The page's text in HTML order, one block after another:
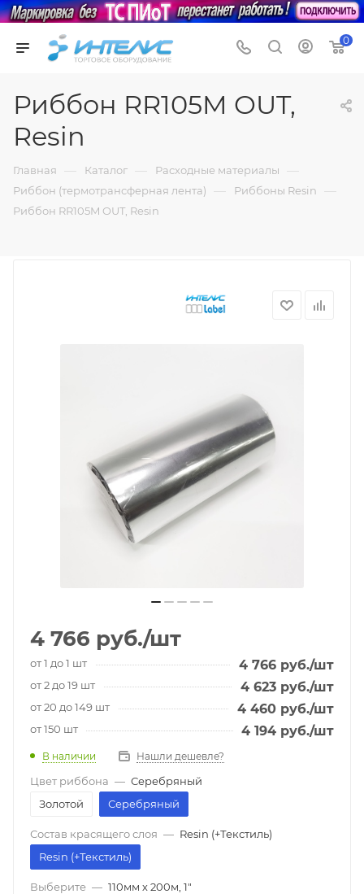
0
Риббон RR105M OUT,
Resin
Главная — Каталог — Расходные материалы —
Риббон (термотрансферная лента) — Риббоны Resin —
Риббон RR105M OUT, Resin
4 766 руб./шт
от 1 до 1 шт 4 766 руб./шт
от 2 до 19 шт 4 623 руб./шт
от 20 до 149 шт 4 460 руб./шт
от 150 шт 4 194 руб./шт
В наличии Нашли дешевле?
Цвет риббона — Серебряный
Золотой
Серебряный
Состав красящего слоя — Resin (+Текстиль)
Resin (+Текстиль)
Выберите — 110мм х 200м, 1"